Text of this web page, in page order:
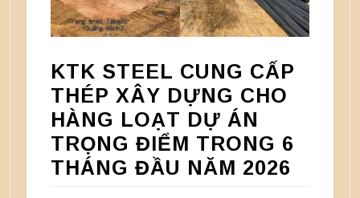
KTK STEEL CUNG CẤP
THÉP XÂY DỰNG CHO
HÀNG LOẠT DỰ ÁN
TRỌNG ĐIỂM TRONG 6
THÁNG ĐẦU NĂM 2026